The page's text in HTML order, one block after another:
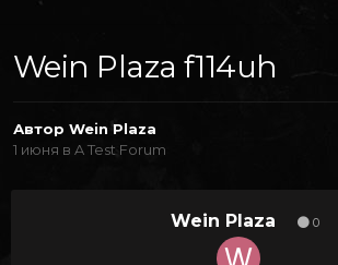
Wein Plaza f114uh
Автор Wein Plaza
1 июня в A Test Forum
Wein Plaza 0